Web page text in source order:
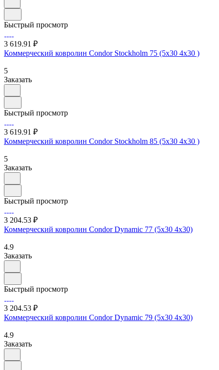
Быстрый просмотр
3 619.91 ₽
Коммерческий ковролин Condor Stockholm 75 (5х30 4х30 )
5
Заказать
Быстрый просмотр
3 619.91 ₽
Коммерческий ковролин Condor Stockholm 85 (5х30 4х30 )
5
Заказать
Быстрый просмотр
3 204.53 ₽
Коммерческий ковролин Condor Dynamic 77 (5х30 4х30)
4.9
Заказать
Быстрый просмотр
3 204.53 ₽
Коммерческий ковролин Condor Dynamic 79 (5х30 4х30)
4.9
Заказать